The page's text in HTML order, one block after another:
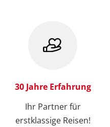
30 Jahre Erfahrung
Ihr Partner für
erstklassige Reisen!